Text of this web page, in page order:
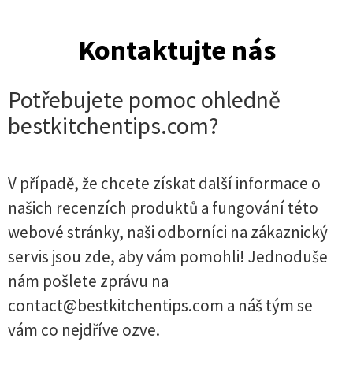
Kontaktujte nás
Potřebujete pomoc ohledně
bestkitchentips.com?
V případě, že chcete získat další informace o
našich recenzích produktů a fungování této
webové stránky, naši odborníci na zákaznický
servis jsou zde, aby vám pomohli! Jednoduše
nám pošlete zprávu na
contact@bestkitchentips.com a náš tým se
vám co nejdříve ozve.